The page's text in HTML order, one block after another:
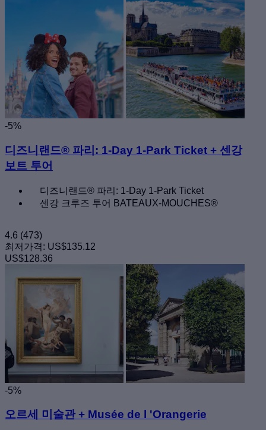
-5%
디즈니랜드® 파리: 1-Day 1-Park Ticket + 센강
보트 투어
디즈니랜드® 파리: 1-Day 1-Park Ticket
센강 크루즈 투어 BATEAUX-MOUCHES®
4.6 (473)
최저가격: US$135.12
US$128.36
-5%
오르세 미술관 + Musée de l 'Orangerie